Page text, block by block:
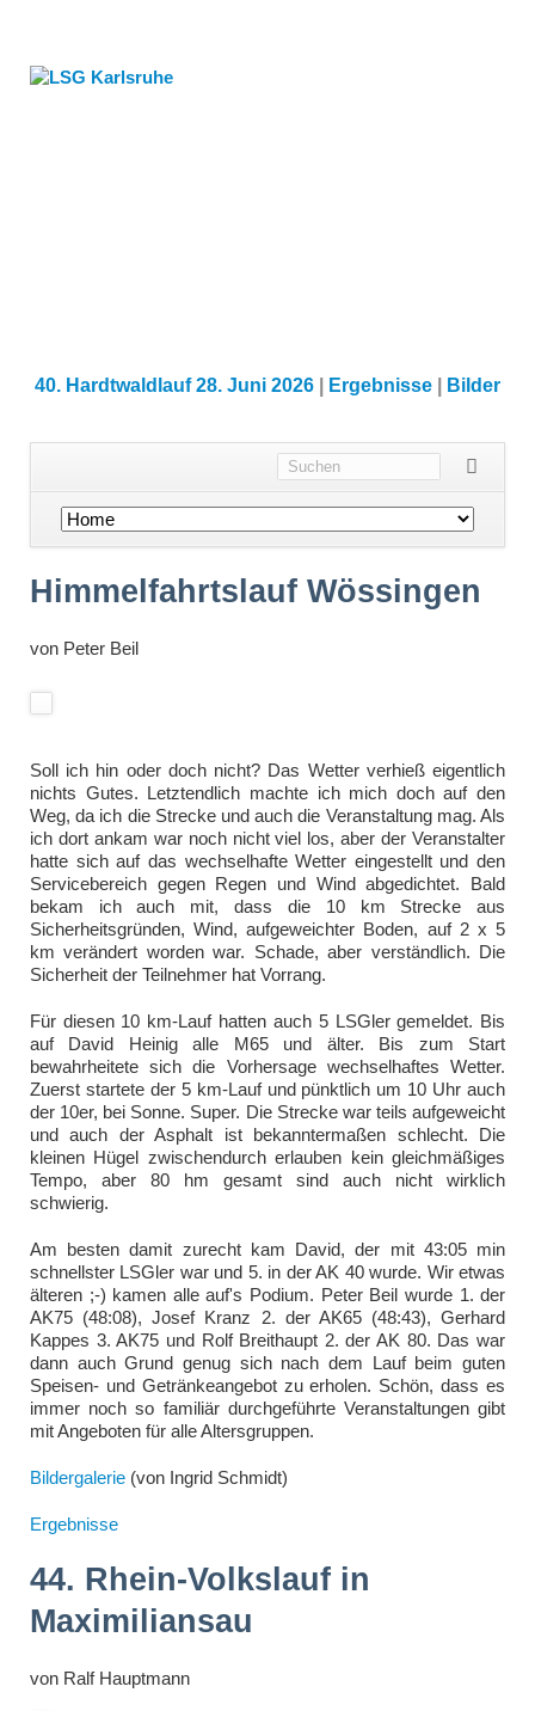
40. Hardtwaldlauf 28. Juni 2026 Ergebnisse Bilder
Navigation
Himmelfahrtslauf Wössingen
von Peter Beil
Soll ich hin oder doch nicht? Das Wetter verhieß eigentlich
nichts Gutes. Letztendlich machte ich mich doch auf den
Weg, da ich die Strecke und auch die Veranstaltung mag. Als
ich dort ankam war noch nicht viel los, aber der Veranstalter
hatte sich auf das wechselhafte Wetter eingestellt und den
Servicebereich gegen Regen und Wind abgedichtet. Bald
bekam ich auch mit, dass die 10 km Strecke aus
Sicherheitsgründen, Wind, aufgeweichter Boden, auf 2 x 5
km verändert worden war. Schade, aber verständlich. Die
Sicherheit der Teilnehmer hat Vorrang.
Für diesen 10 km-Lauf hatten auch 5 LSGler gemeldet. Bis
auf David Heinig alle M65 und älter. Bis zum Start
bewahrheitete sich die Vorhersage wechselhaftes Wetter.
Zuerst startete der 5 km-Lauf und pünktlich um 10 Uhr auch
der 10er, bei Sonne. Super. Die Strecke war teils aufgeweicht
und auch der Asphalt ist bekanntermaßen schlecht. Die
kleinen Hügel zwischendurch erlauben kein gleichmäßiges
Tempo, aber 80 hm gesamt sind auch nicht wirklich
schwierig.
Am besten damit zurecht kam David, der mit 43:05 min
schnellster LSGler war und 5. in der AK 40 wurde. Wir etwas
älteren ;-) kamen alle auf's Podium. Peter Beil wurde 1. der
AK75 (48:08), Josef Kranz 2. der AK65 (48:43), Gerhard
Kappes 3. AK75 und Rolf Breithaupt 2. der AK 80. Das war
dann auch Grund genug sich nach dem Lauf beim guten
Speisen- und Getränkeangebot zu erholen. Schön, dass es
immer noch so familiär durchgeführte Veranstaltungen gibt
mit Angeboten für alle Altersgruppen.
Bildergalerie(von Ingrid Schmidt)
Ergebnisse
44. Rhein-Volkslauf in
Maximiliansau
von Ralf Hauptmann